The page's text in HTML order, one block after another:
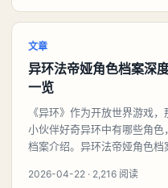
文章
异环法帝娅角色档案深
一览
《异环》作为开放世界游戏
小伙伴好奇异环中有哪些角
档案介绍。异环法帝娅角色档
2026-04-22 · 2,216 阅读